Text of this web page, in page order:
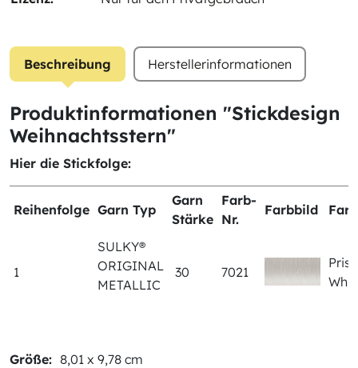
Beschreibung Herstellerinformationen
Produktinformationen "Stickdesign
Weihnachtsstern"
Hier die Stickfolge:
Reihenfolge Garn Typ
Garn
Stärke
Farb-
Nr.
Farbbild
1
SULKY®
ORIGINAL
METALLIC
30 7021
Größe: 8,01 x 9,78 cm